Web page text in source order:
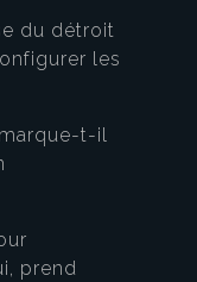
du détroit
les
t-il
prend